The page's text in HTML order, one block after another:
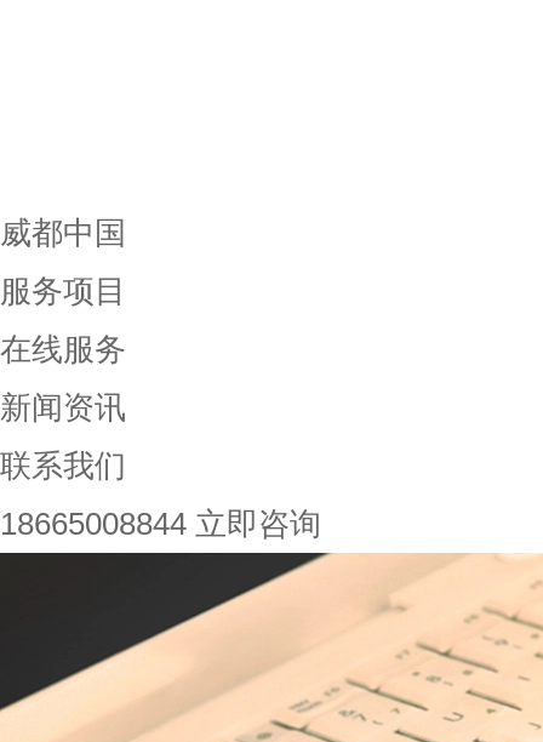
威都中国
服务项目
在线服务
新闻资讯
联系我们
18665008844 立即咨询